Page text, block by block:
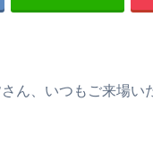
ん、いつもご来場い